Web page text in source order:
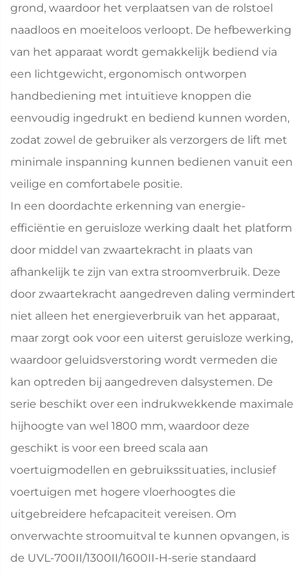
grond, waardoor het verplaatsen van de rolstoel
naadloos en moeiteloos verloopt. De hefbewerking
van het apparaat wordt gemakkelijk bediend via
een lichtgewicht, ergonomisch ontworpen
handbediening met intuïtieve knoppen die
eenvoudig ingedrukt en bediend kunnen worden,
zodat zowel de gebruiker als verzorgers de lift met
minimale inspanning kunnen bedienen vanuit een
veilige en comfortabele positie.
In een doordachte erkenning van energie-
efficiëntie en geruisloze werking daalt het platform
door middel van zwaartekracht in plaats van
afhankelijk te zijn van extra stroomverbruik. Deze
door zwaartekracht aangedreven daling vermindert
niet alleen het energieverbruik van het apparaat,
maar zorgt ook voor een uiterst geruisloze werking,
waardoor geluidsverstoring wordt vermeden die
kan optreden bij aangedreven dalsystemen. De
serie beschikt over een indrukwekkende maximale
hijhoogte van wel 1800 mm, waardoor deze
geschikt is voor een breed scala aan
voertuigmodellen en gebruikssituaties, inclusief
voertuigen met hogere vloerhoogtes die
uitgebreidere hefcapaciteit vereisen. Om
onverwachte stroomuitval te kunnen opvangen, is
de UVL-700II/1300II/1600II-H-serie standaard